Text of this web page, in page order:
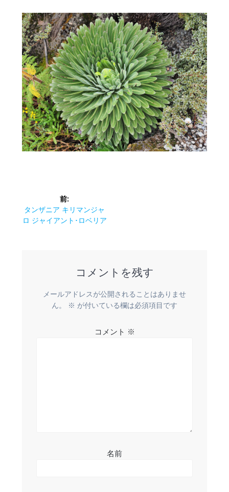
稿
前:
前
の
タンザニア キリマンジャ
ロ ジャイアント･ロベリア
コメントを残す
メールアドレスが公開されることはありませ
ん。
※ が付いている欄は必須項目です
コメント ※
名前